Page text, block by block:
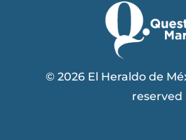
© 2026 El Heraldo de
reserved